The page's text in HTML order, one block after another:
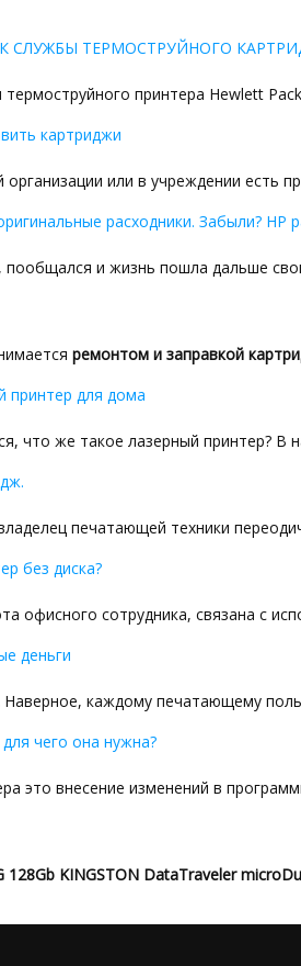
СЛУЖБЫ ТЕРМОСТРУЙНОГО
принтера Hewlett
картриджи
организации или в учреждении есть
расходники. Забыли? HP
и жизнь пошла дальше
ремонтом и заправкой
принтер для дома
что же такое лазерный принтер? В
печатающей техники
без диска?
офисного сотрудника, связана с
деньги
Наверное, каждому печатающему
чего она нужна?
это внесение изменений в
128Gb KINGSTON DataTraveler